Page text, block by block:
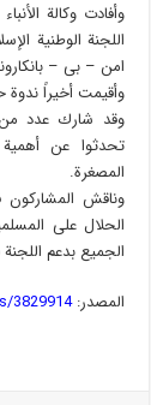
وأفادت وکالة
اللجنة الوطنیة
امن – بی –
وأقیمت أخیراً ندوة
وقد شارك عدد من
تحدثوا عن أهمیة
المصغرة.
وناقش المشاركون
الحلال علی
الجمیع بدعم
المصدر: